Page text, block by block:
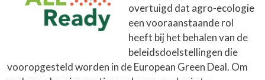
overtuigd dat agro-ecologie
een vooraanstaande rol
heeft bij het behalen van de
beleidsdoelstellingen die
vooropgesteld worden in de European Green Deal. Om